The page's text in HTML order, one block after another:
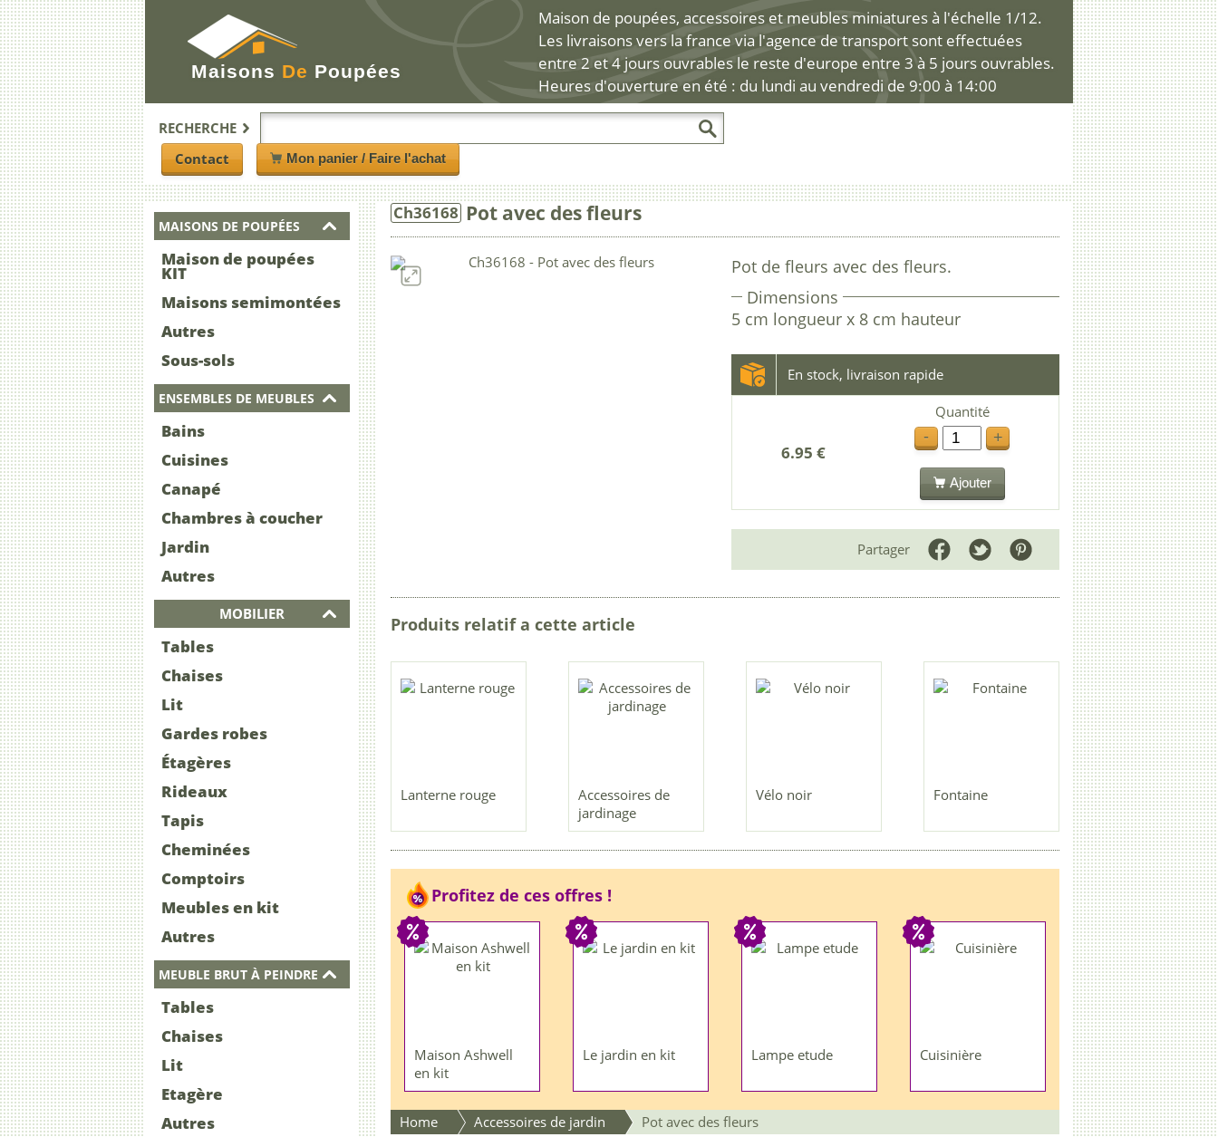
Maisons De Poupées
Maison de poupées, accessoires et meubles miniatures à l'échelle 1/12.
Les livraisons vers la france via l'agence de transport sont effectuées
entre 2 et 4 jours ouvrables le reste d'europe entre 3 à 5 jours ouvrables.
Heures d'ouverture en été : du lundi au vendredi de 9:00 à 14:00
RECHERCHE
Contact
Mon panier / Faire l'achat
MAISONS DE POUPÉES
Maison de poupées
KIT
Maisons semimontées
Autres
Sous-sols
ENSEMBLES DE MEUBLES
Bains
Cuisines
Canapé
Chambres à coucher
Jardin
Autres
MOBILIER
Tables
Chaises
Lit
Gardes robes
Étagères
Rideaux
Tapis
Cheminées
Comptoirs
Meubles en kit
Autres
MEUBLE BRUT À PEINDRE
Tables
Chaises
Lit
Etagère
Autres
Ch36168 Pot avec des fleurs
Pot de fleurs avec des fleurs.
Dimensions
5 cm longueur x 8 cm hauteur
En stock, livraison rapide
6.95 €
Quantité
-
+
Ajouter
Partager
Produits relatif a cette article
Lanterne rouge
Accessoires de
jardinage
Vélo noir Fontaine
Profitez de ces offres !
Maison Ashwell
en kit
Le jardin en kit Lampe etude Cuisinière
Home Accessoires de jardin Pot avec des fleurs